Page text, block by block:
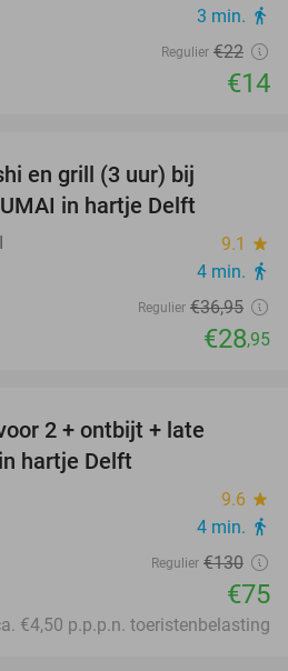
3 min. directions_walk
Regulier €22
€14
en grill (3 uur) bij
in hartje Delft
9.1 star
4 min. directions_walk
Regulier €36,95
€28,95
2 + ontbijt + late
hartje Delft
9.6 star
4 min. directions_walk
Regulier €130
€75
€4,50 p.p.p.n. toeristenbelasting